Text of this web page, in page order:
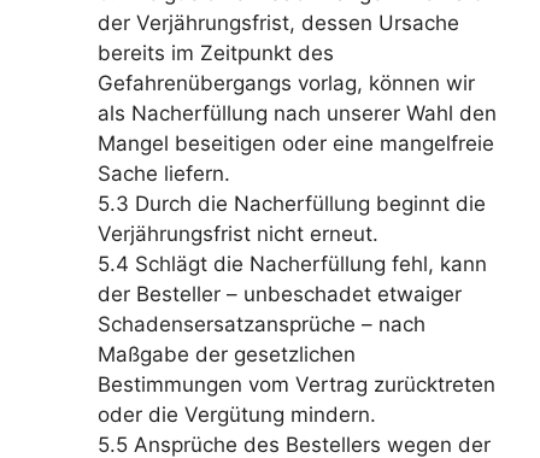
der Verjährungsfrist, dessen Ursache
bereits im Zeitpunkt des
Gefahrenübergangs vorlag, können wir
als Nacherfüllung nach unserer Wahl den
Mangel beseitigen oder eine mangelfreie
Sache liefern.
5.3 Durch die Nacherfüllung beginnt die
Verjährungsfrist nicht erneut.
5.4 Schlägt die Nacherfüllung fehl, kann
der Besteller – unbeschadet etwaiger
Schadensersatzansprüche – nach
Maßgabe der gesetzlichen
Bestimmungen vom Vertrag zurücktreten
oder die Vergütung mindern.
5.5 Ansprüche des Bestellers wegen der